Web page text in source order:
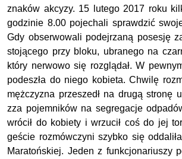
znaków akcyzy. 15 lutego 2017 roku
godzinie 8.00 pojechali sprawdzić
Gdy obserwowali podejrzaną posesję
stojącego przy bloku, ubranego na
który nerwowo się rozglądał. W
podeszła do niego kobieta. Chwilę
mężczyzna przeszedł na drugą stronę
zza pojemników na segregacje
wrócił do kobiety i wrzucił coś do jej
geście rozmówczyni szybko się
Maratońskiej. Jeden z funkcjonariuszy